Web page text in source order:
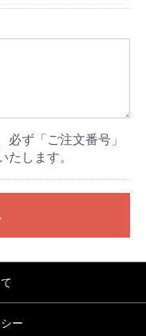
ず「ご注文番号」
します。
ー